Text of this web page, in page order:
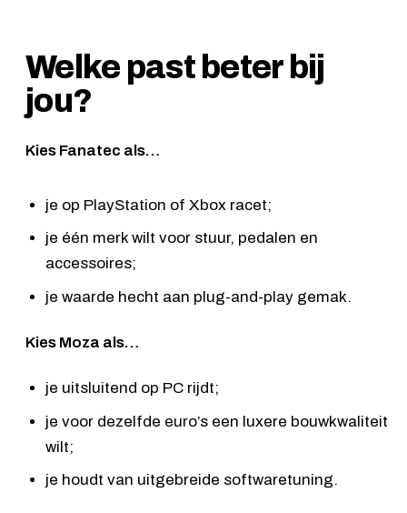
Welke past beter bij
jou?
Kies Fanatec als…
je op PlayStation of Xbox racet;
je één merk wilt voor stuur, pedalen en
accessoires;
je waarde hecht aan plug-and-play gemak.
Kies Moza als…
je uitsluitend op PC rijdt;
je voor dezelfde euro’s een luxere bouwkwaliteit
wilt;
je houdt van uitgebreide softwaretuning.